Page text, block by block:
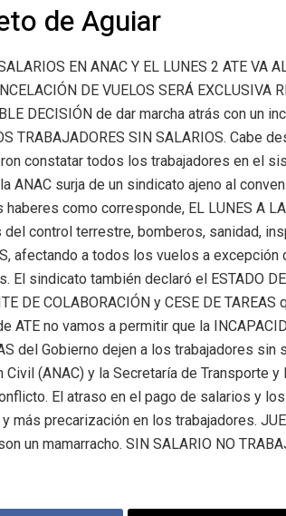
de Aguiar
EN ANAC Y EL LUNES 2 ATE VA
DE VUELOS SERÁ EXCLUSIVA
DECISIÓN de dar marcha atrás con un
TRABAJADORES SIN SALARIOS. Cabe
constatar todos los trabajadores en el
ANAC surja de un sindicato ajeno al
como corresponde, EL LUNES A
control terrestre, bomberos, sanidad,
afectando a todos los vuelos a
El sindicato también declaró el ESTADO
DE COLABORACIÓN y CESE DE
ATE no vamos a permitir que la
del Gobierno dejen a los trabajadores sin
(ANAC) y la Secretaría de Transporte
El atraso en el pago de salarios y
precarización en los trabajadores.
un mamarracho. SIN SALARIO NO